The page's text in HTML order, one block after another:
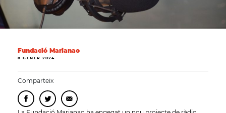
Fundació Marianao
8 GENER 2024
Comparteix